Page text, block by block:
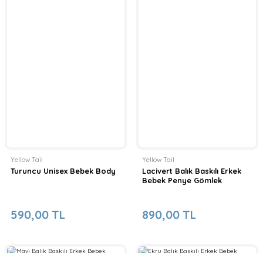
Yellow Tail
Turuncu Unisex Bebek Body
590,00 TL
Yellow Tail
Lacivert Balık Baskılı Erkek
Bebek Penye Gömlek
890,00 TL